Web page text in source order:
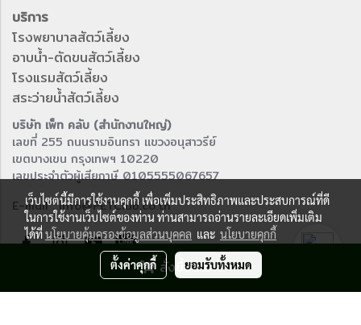
สั่งซื้อสินค้า
บริการ
โรงพยาบาลสัตว์เลี้ยง
อาบน้ำ-ตัดขนสัตว์เลี้ยง
โรงแรมสัตว์เลี้ยง
สระว่ายน้ำสัตว์เลี้ยง
บริษัท เพ็ท คลับ (สำนักงานใหญ่)
เลขที่ 255 ถนนรามอินทรา แขวงอนุสาวรีย์
เขตบางเขน กรุงเทพฯ 10220
เลขประจำตัวผู้เสียภาษี 0105555067657
E-mail : info@PETClub.co.th
เว็บไซต์นี้มีการใช้งานคุกกี้ เพื่อเพิ่มประสิทธิภาพและประสบการณ์ที่ดี
ในการใช้งานเว็บไซต์ของท่าน ท่านสามารถอ่านรายละเอียดเพิ่มเติม
ได้ที่นโยบายคุ้มครองข้อมูลส่วนบุคคล และ นโยบายคุกกี้
ตั้งค่าคุกกี้ ยอมรับทั้งหมด